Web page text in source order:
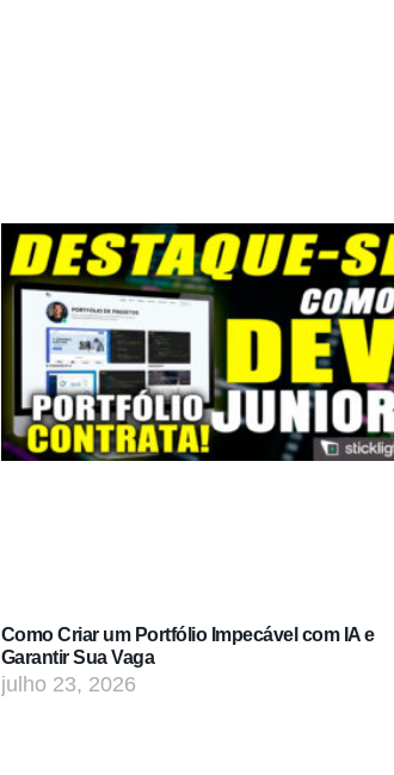
Como Criar um Portfólio Impecável com IA e
Garantir Sua Vaga
julho 23, 2026